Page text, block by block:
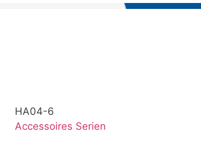
HA04-6
Accessoires Serien